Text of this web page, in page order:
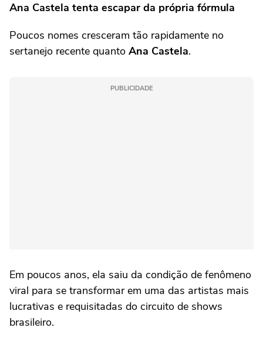
Ana Castela tenta escapar da própria fórmula
Poucos nomes cresceram tão rapidamente no
sertanejo recente quanto Ana Castela.
PUBLICIDADE
Em poucos anos, ela saiu da condição de fenômeno
viral para se transformar em uma das artistas mais
lucrativas e requisitadas do circuito de shows
brasileiro.